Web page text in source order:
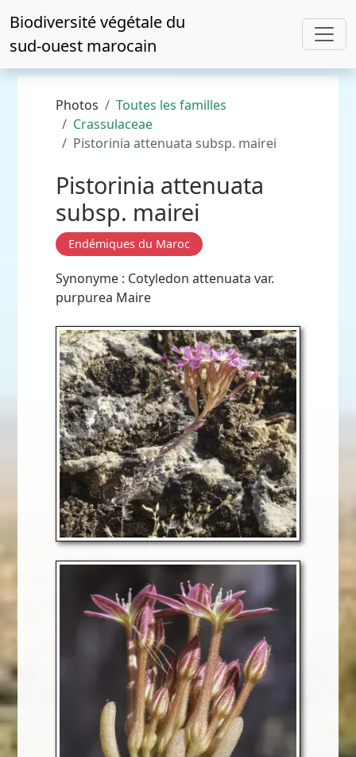
Biodiversité végétale du
sud-ouest marocain
Photos
Toutes les familles
Crassulaceae
Pistorinia attenuata subsp. mairei
Pistorinia attenuata
subsp. mairei
Endémiques du Maroc
Synonyme : Cotyledon attenuata var.
purpurea Maire